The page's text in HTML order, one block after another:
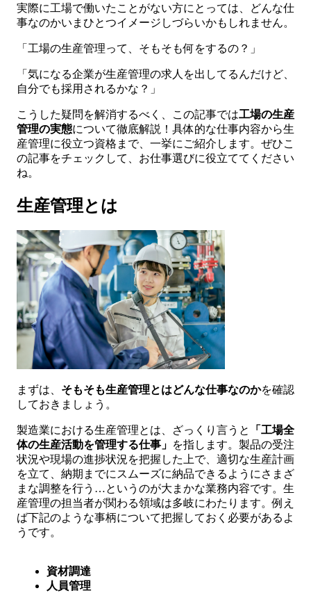
実際に工場で働いたことがない方にとっては、どんな仕
事なのかいまひとつイメージしづらいかもしれません。
「工場の生産管理って、そもそも何をするの？」
「気になる企業が生産管理の求人を出してるんだけど、
自分でも採用されるかな？」
こうした疑問を解消するべく、この記事では工場の生産
管理の実態について徹底解説！具体的な仕事内容から生
産管理に役立つ資格まで、一挙にご紹介します。ぜひこ
の記事をチェックして、お仕事選びに役立ててください
ね。
生産管理とは
まずは、 そもそも生産管理とはどんな仕事なのかを確認
しておきましょう。
製造業における生産管理とは、ざっくり言うと
「工場全
体の生産活動を管理する仕事」 を指します。製品の受注
状況や現場の進捗状況を把握した上で、適切な生産計画
を立て、納期までにスムーズに納品できるようにさまざ
まな調整を行う…というのが大まかな業務内容です。生
産管理の担当者が関わる領域は多岐にわたります。例え
ば下記のような事柄について把握しておく必要があるよ
うです。
資材調達
人員管理